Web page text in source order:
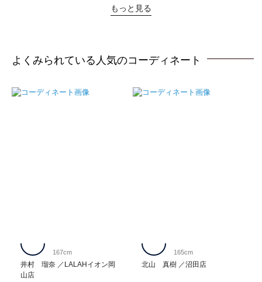
もっと見る
よくみられている人気のコーディネート
井村 瑠奈
LALAHイオン岡
山店
167cm
北山 真樹 沼田店
165cm